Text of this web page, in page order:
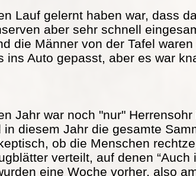
Lauf gelernt haben war, dass
aber sehr schnell
die Männer von der Tafel
ins Auto gepasst, aber es war
Jahr war noch "nur"
diesem Jahr die gesamte
ob die Menschen
verteilt, auf denen
eine Woche vorher, also